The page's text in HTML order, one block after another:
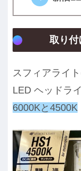
取り付
スフィアライ
LED ヘッドラ
6000Kと4500K